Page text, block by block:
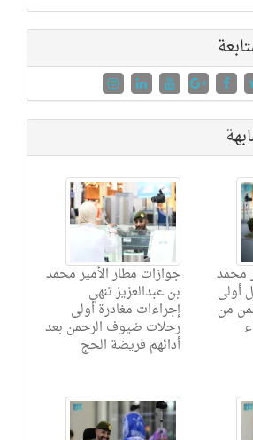
جوازات مطار الأمير محمد
بن عبدالعزيز تنهي
إجراءات مغادرة أولى
رحلات ضيوف الرحمن بعد
أدائهم فريضة الحج
محمد
أولى
من